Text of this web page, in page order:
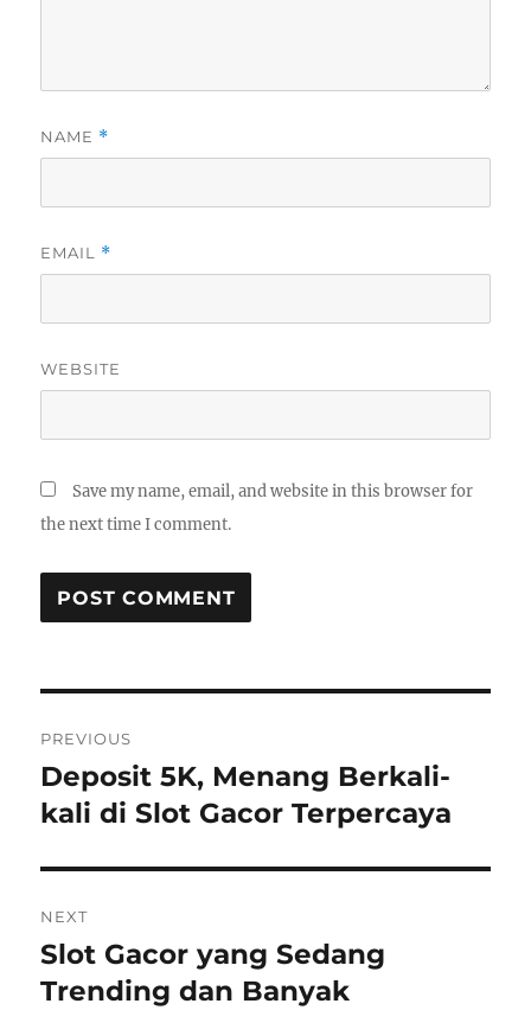
NAME *
EMAIL *
WEBSITE
Save my name, email, and website in this browser for
the next time I comment.
navigation
PREVIOUS
Previous
post:
Deposit 5K, Menang Berkali-
kali di Slot Gacor Terpercaya
NEXT
Next
post:
Slot Gacor yang Sedang
Trending dan Banyak